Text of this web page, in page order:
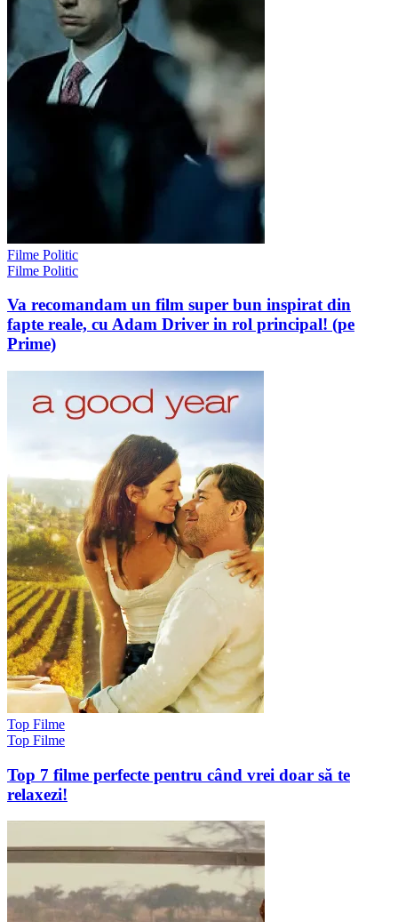
Filme Politic
Filme Politic
Va recomandam un film super bun inspirat din
fapte reale, cu Adam Driver in rol principal! (pe
Prime)
Top Filme
Top Filme
Top 7 filme perfecte pentru când vrei doar să te
relaxezi!